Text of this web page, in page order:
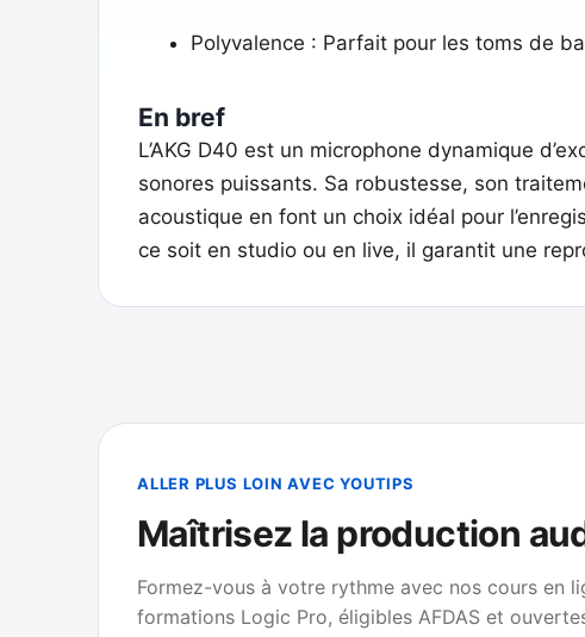
Polyvalence : Parfait pour les toms de
En bref
L’AKG D40 est un microphone dynamique
sonores puissants. Sa robustesse, son
acoustique en font un choix idéal pour
ce soit en studio ou en live, il garantit une
ALLER PLUS LOIN AVEC YOUTIPS
Maîtrisez la production
Formez-vous à votre rythme avec nos cours en
formations Logic Pro, éligibles AFDAS et